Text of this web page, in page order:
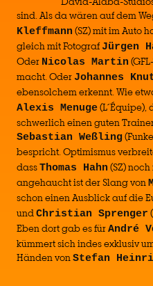
sind. Als da wären auf dem
Kleffmann (SZ) mit im Auto
gleich mit FotografJürgen
Oder Nicolas Martin
macht. OderJohannes
ebensolchem erkennt. Wie
Alexis Menuge
schwerlich einen guten
Sebastian Weßling
bespricht. Optimismus
dassThomas Hahn (SZ)
angehaucht ist der Slang von
schon einen Ausblick auf die
undChristian Sprenger
Eben dort gab es fürAndré
kümmert sich indes exklusiv
Händen vonStefan